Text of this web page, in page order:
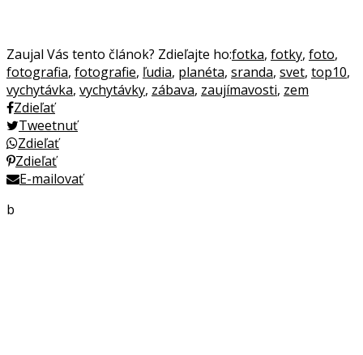
Zaujal Vás tento článok? Zdieľajte ho:fotka, fotky, foto,
fotografia, fotografie, ľudia, planéta, sranda, svet, top10,
vychytávka, vychytávky, zábava, zaujímavosti, zem
Zdieľať
Tweetnuť
Zdieľať
Zdieľať
E-mailovať
b